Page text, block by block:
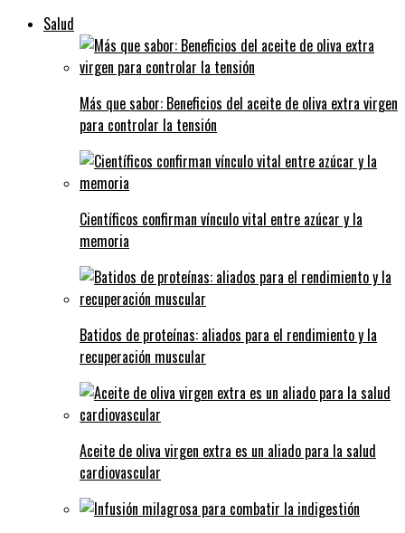
Salud
Más que sabor: Beneficios del aceite de oliva extra virgen
para controlar la tensión
Científicos confirman vínculo vital entre azúcar y la
memoria
Batidos de proteínas: aliados para el rendimiento y la
recuperación muscular
Aceite de oliva virgen extra es un aliado para la salud
cardiovascular